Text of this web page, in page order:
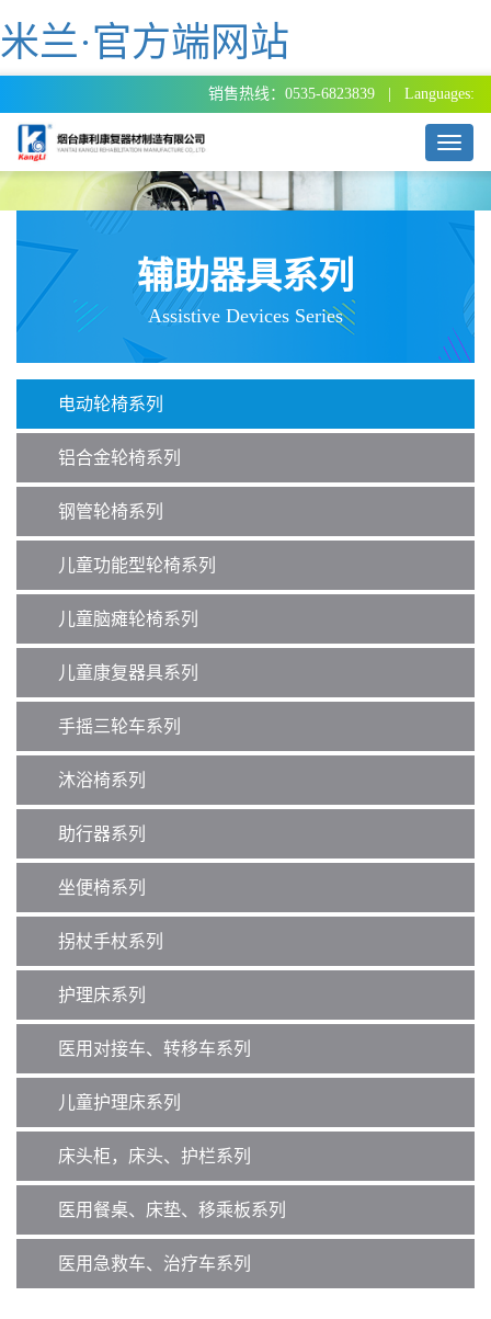
米兰·官方端网站
销售热线：0535-6823839 | Languages:
T
o
g
i
g
i
辅助器具系列
Assistive Devices Series
电动轮椅系列
铝合金轮椅系列
钢管轮椅系列
儿童功能型轮椅系列
儿童脑瘫轮椅系列
儿童康复器具系列
手摇三轮车系列
沐浴椅系列
助行器系列
坐便椅系列
拐杖手杖系列
护理床系列
医用对接车、转移车系列
儿童护理床系列
床头柜，床头、护栏系列
医用餐桌、床垫、移乘板系列
医用急救车、治疗车系列